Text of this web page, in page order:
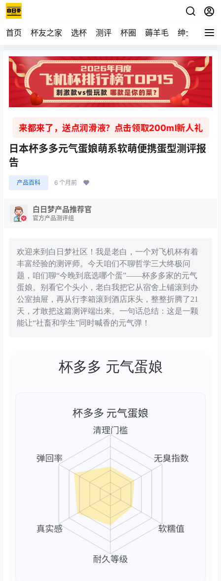
首页 杯友之家 选杯 测评 杯圈 薅羊毛 绅士 视频
来都来了，送点润滑液？点击领取200ml新人礼
日本杯多多元气蛋娘萌系软萌便携蛋型测评报
告
产品百科 6 个月前
白日梦产品推荐官
官方产品测评组
欢迎来到白日梦社区！我是老白，一个对飞机杯有着
丰富经验的测评师。今天咱们不聊哲学三大终极问
题，咱们聊“今晚到底选哪个蛋”——杯多多家的元气
蛋娘。别看它个头小，老白我把它从宿舍上铺滚到办
公室抽屉，再从行李箱滚到酒店床头，整整折腾了21
天，才敢把这篇测评端出来。一句话总结：这是一颗
能让“社畜和学生”同时喊香的元气弹！
杯多多 元气蛋娘